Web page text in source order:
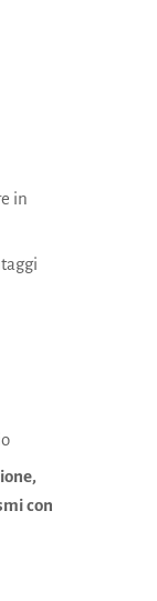
in
con